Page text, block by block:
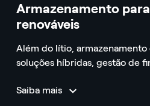
Armazenamento
renováveis
Além do lítio, armazenamento
soluções híbridas, gestão de
Saiba mais